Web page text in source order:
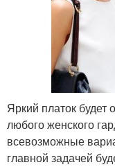
Яркий платок будет
любого женского
всевозможные
главной задачей